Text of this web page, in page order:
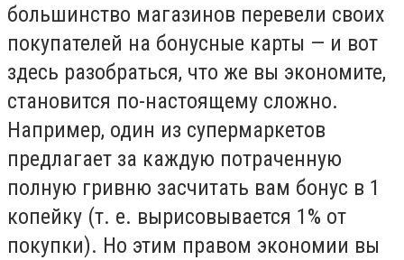
большинство магазинов перевели своих
покупателей на бонусные карты — и вот
здесь разобраться, что же вы экономите,
становится по-настоящему сложно.
Например, один из супермаркетов
предлагает за каждую потраченную
полную гривню засчитать вам бонус в 1
копейку (т. е. вырисовывается 1% от
покупки). Но этим правом экономии вы